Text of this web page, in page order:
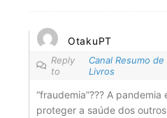
OtakuPT
Reply
to
Canal Resumo de
Livros
“fraudemia”??? A
proteger a saúde dos